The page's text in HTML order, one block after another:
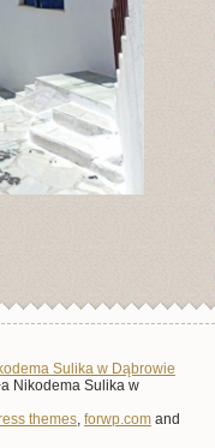
Sulika w Dąbrowie
Nikodema Sulika w
themes, forwp.comand